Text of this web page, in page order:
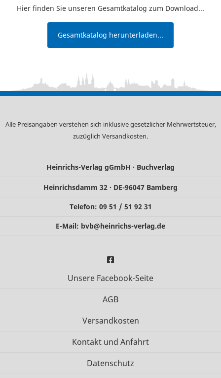
Hier finden Sie unseren Gesamtkatalog zum Download...
Gesamtkatalog herunterladen...
Alle Preisangaben verstehen sich inklusive gesetzlicher Mehrwertsteuer,
zuzüglich Versandkosten.
Heinrichs-Verlag gGmbH · Buchverlag
Heinrichsdamm 32 · DE-96047 Bamberg
Telefon: 09 51 / 51 92 31
E-Mail: bvb@heinrichs-verlag.de
Unsere Facebook-Seite
AGB
Versandkosten
Kontakt und Anfahrt
Datenschutz